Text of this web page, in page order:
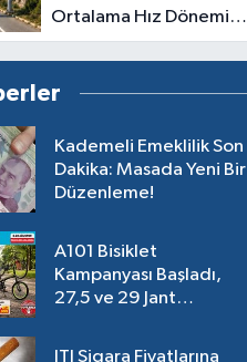
Ortalama Hız Dönemi
Başlıyor
Kademeli Emeklilik Son
Dakika: Masada Yeni Bir
Düzenleme!
A101 Bisiklet
Kampanyası Başladı,
27,5 ve 29 Jant
JTI Sigara Fiyatlarına